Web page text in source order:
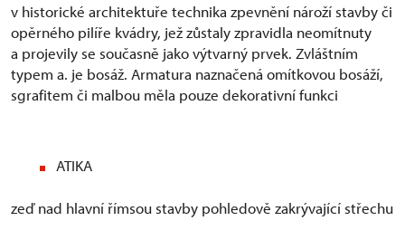
v historické architektuře technika zpevnění nároží stavby či
opěrného pilíře kvádry, jež zůstaly zpravidla neomítnuty
a projevily se současně jako výtvarný prvek. Zvláštním
typem a. je bosáž. Armatura naznačená omítkovou bosáží,
sgrafitem či malbou měla pouze dekorativní funkci
ATIKA
zeď nad hlavní římsou stavby pohledově zakrývající střechu